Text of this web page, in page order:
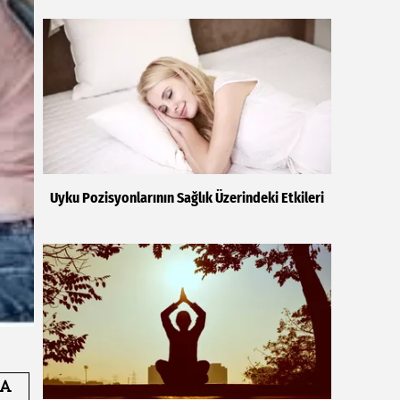
Uyku Pozisyonlarının Sağlık Üzerindeki Etkileri